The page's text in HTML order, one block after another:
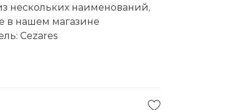
нескольких наименований,
в нашем магазине
Cezares